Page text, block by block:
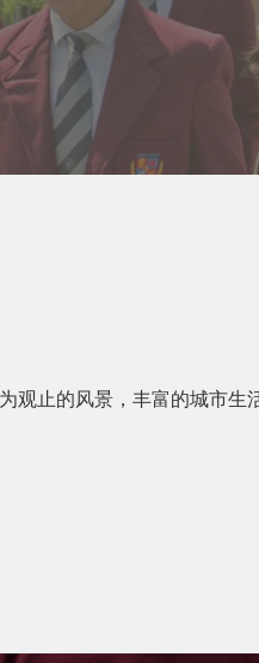
观止的风景，丰富的城市生